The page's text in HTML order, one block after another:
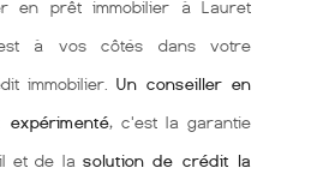
en prêt immobilier à Lauret
à vos côtés dans votre
immobilier. Un conseiller en
, c'est la garantie
et de la solution de crédit la